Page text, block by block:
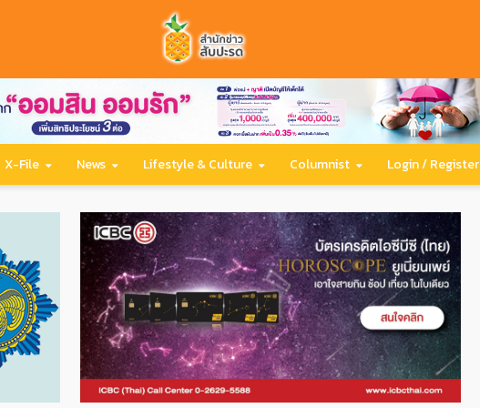
X-File News Lifestyle & Culture Columnist Login / Register